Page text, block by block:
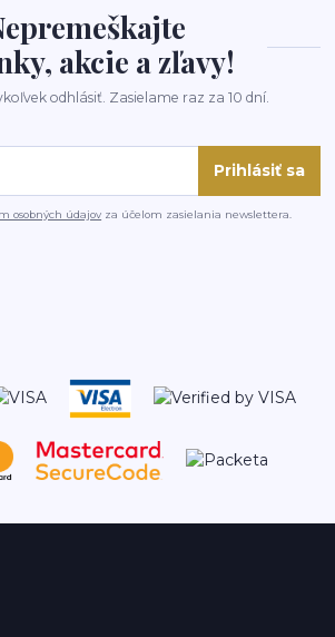
akcie a zľavy!
odhlásiť. Zasielame raz za 10 dní.
Prihlásiť sa
osobných údajov za účelom zasielania newslettera.